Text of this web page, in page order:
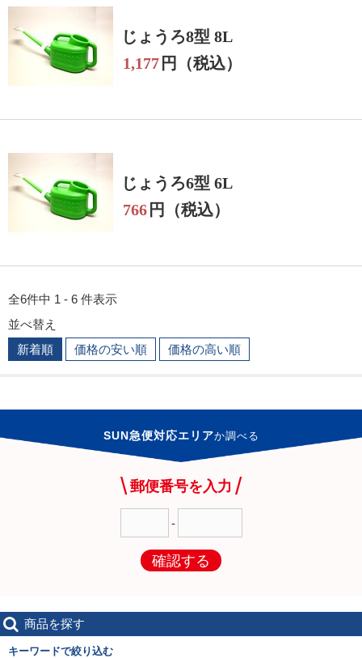
じょうろ8型 8L
1,177 円（税込）
じょうろ6型 6L
766 円（税込）
全6件中 1 - 6 件表示
並べ替え
新着順
価格の安い順 価格の高い順
SUN急便対応エリアか調べる
郵便番号を入力
-
確認する
商品を探す
キーワードで絞り込む